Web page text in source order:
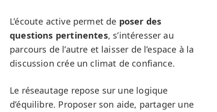
L’écoute active permet de poser des
questions pertinentes, s’intéresser au
parcours de l’autre et laisser de l’espace à la
discussion crée un climat de confiance.
Le réseautage repose sur une logique
d’équilibre. Proposer son aide, partager une